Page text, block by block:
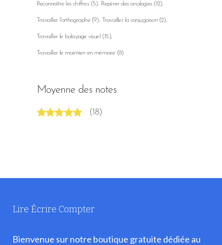
Reconnaître les chiffres(5) Repérer des analogies (12)
Travailler l'orthographe(9) Travailler la conjugaison(2)
Travailler le balayage visuel (15)
Travailler le maintien en mémoire(8)
Moyenne des notes
(18)
Lire Écrire Compter
Bienvenue sur notre boutique gratuite dédiée au